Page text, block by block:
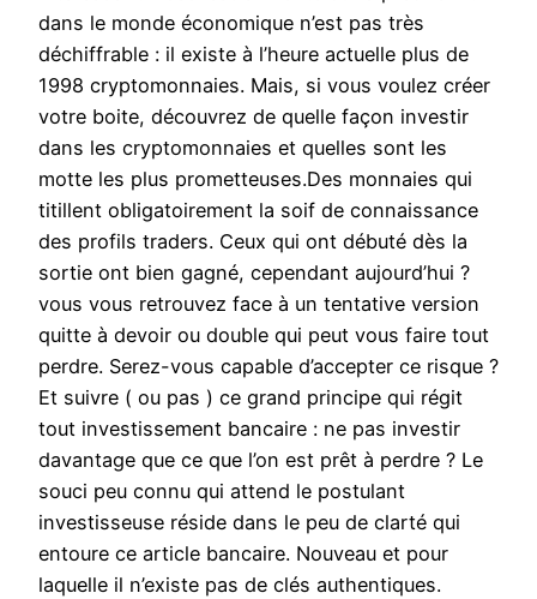
dans le monde économique n’est pas très
déchiffrable : il existe à l’heure actuelle plus de
1998 cryptomonnaies. Mais, si vous voulez créer
votre boite, découvrez de quelle façon investir
dans les cryptomonnaies et quelles sont les
motte les plus prometteuses.Des monnaies qui
titillent obligatoirement la soif de connaissance
des profils traders. Ceux qui ont débuté dès la
sortie ont bien gagné, cependant aujourd’hui ?
vous vous retrouvez face à un tentative version
quitte à devoir ou double qui peut vous faire tout
perdre. Serez-vous capable d’accepter ce risque ?
Et suivre ( ou pas ) ce grand principe qui régit
tout investissement bancaire : ne pas investir
davantage que ce que l’on est prêt à perdre ? Le
souci peu connu qui attend le postulant
investisseuse réside dans le peu de clarté qui
entoure ce article bancaire. Nouveau et pour
laquelle il n’existe pas de clés authentiques.